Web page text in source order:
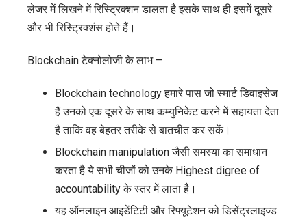
लेजर में लिखने में रिस्ट्रिक्शन डालता है इसके साथ ही इसमें दूसरे
और भी रिस्ट्रिक्शंस होते हैं।
Blockchain टेक्नोलोजी के लाभ –
Blockchain technology हमारे पास जो स्मार्ट डिवाइसेज
हैं उनको एक दूसरे के साथ कम्युनिकेट करने में सहायता देता
है ताकि वह बेहतर तरीके से बातचीत कर सकें।
Blockchain manipulation जैसी समस्या का समाधान
करता है ये सभी चीजों को उनके Highest digree of
accountability के स्तर में लाता है।
यह ऑनलाइन आइडेंटिटी और रिफ्यूटेशन को डिसेंट्रलाइज्ड